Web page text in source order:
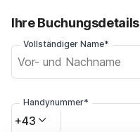
Ihre Buchungsdetails
Vollständiger Name*
Handynummer*
+43